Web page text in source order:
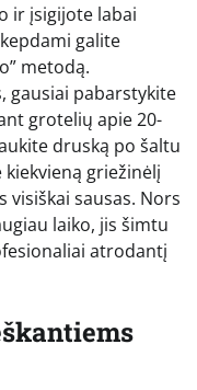
ir įsigijote labai
galite
metodą.
gausiai pabarstykite
grotelių apie 20-
druską po šaltu
griežinėlį
sausas. Nors
laiko, jis šimtu
atrodantį